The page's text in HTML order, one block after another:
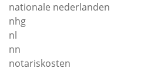
nationale nederlanden
nhg
nl
nn
notariskosten